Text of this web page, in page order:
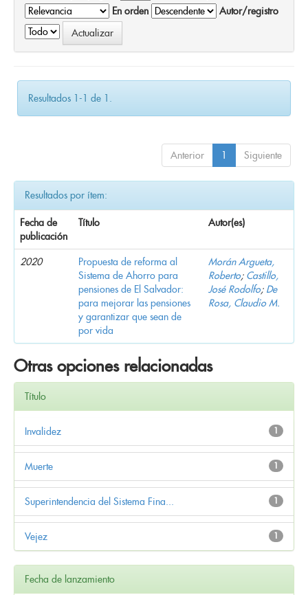
En orden
Autor/registro
Resultados 1-1 de 1.
Anterior 1 Siguiente
Resultados por ítem:
Fecha de
publicación
Título Autor(es)
2020
Propuesta de reforma al
Sistema de Ahorro para
pensiones de El Salvador:
para mejorar las pensiones
y garantizar que sean de
por vida
Morán Argueta,
Roberto; Castillo,
José Rodolfo; De
Rosa, Claudio M.
Otras opciones relacionadas
Título
1
Invalidez
1
Muerte
1
Superintendencia del Sistema Fina...
1
Vejez
Fecha de lanzamiento